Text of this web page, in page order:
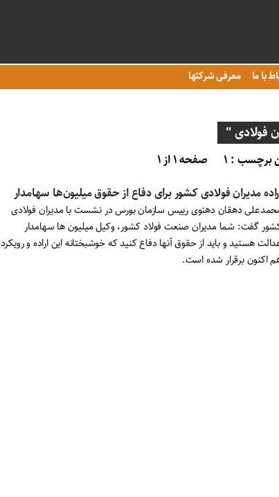
با ما معرفی شرکتها
فولادى "
برچسب : ۱
صفحه ۱ از ۱
مدیران فولادى کشور براى دفاع از حقوق میلیون‌ها سهامدار
دهقان دهنوی رییس سازمان بورس در نشست با مدیران فولادى
گفت: شما مدیران صنعت فولاد کشور، وکیل میلیون ها سهامدار
هستید و باید از حقوق آنها دفاع کنید که خوشبختانه این اراده و رویکرد
اکنون برقرار شده است.